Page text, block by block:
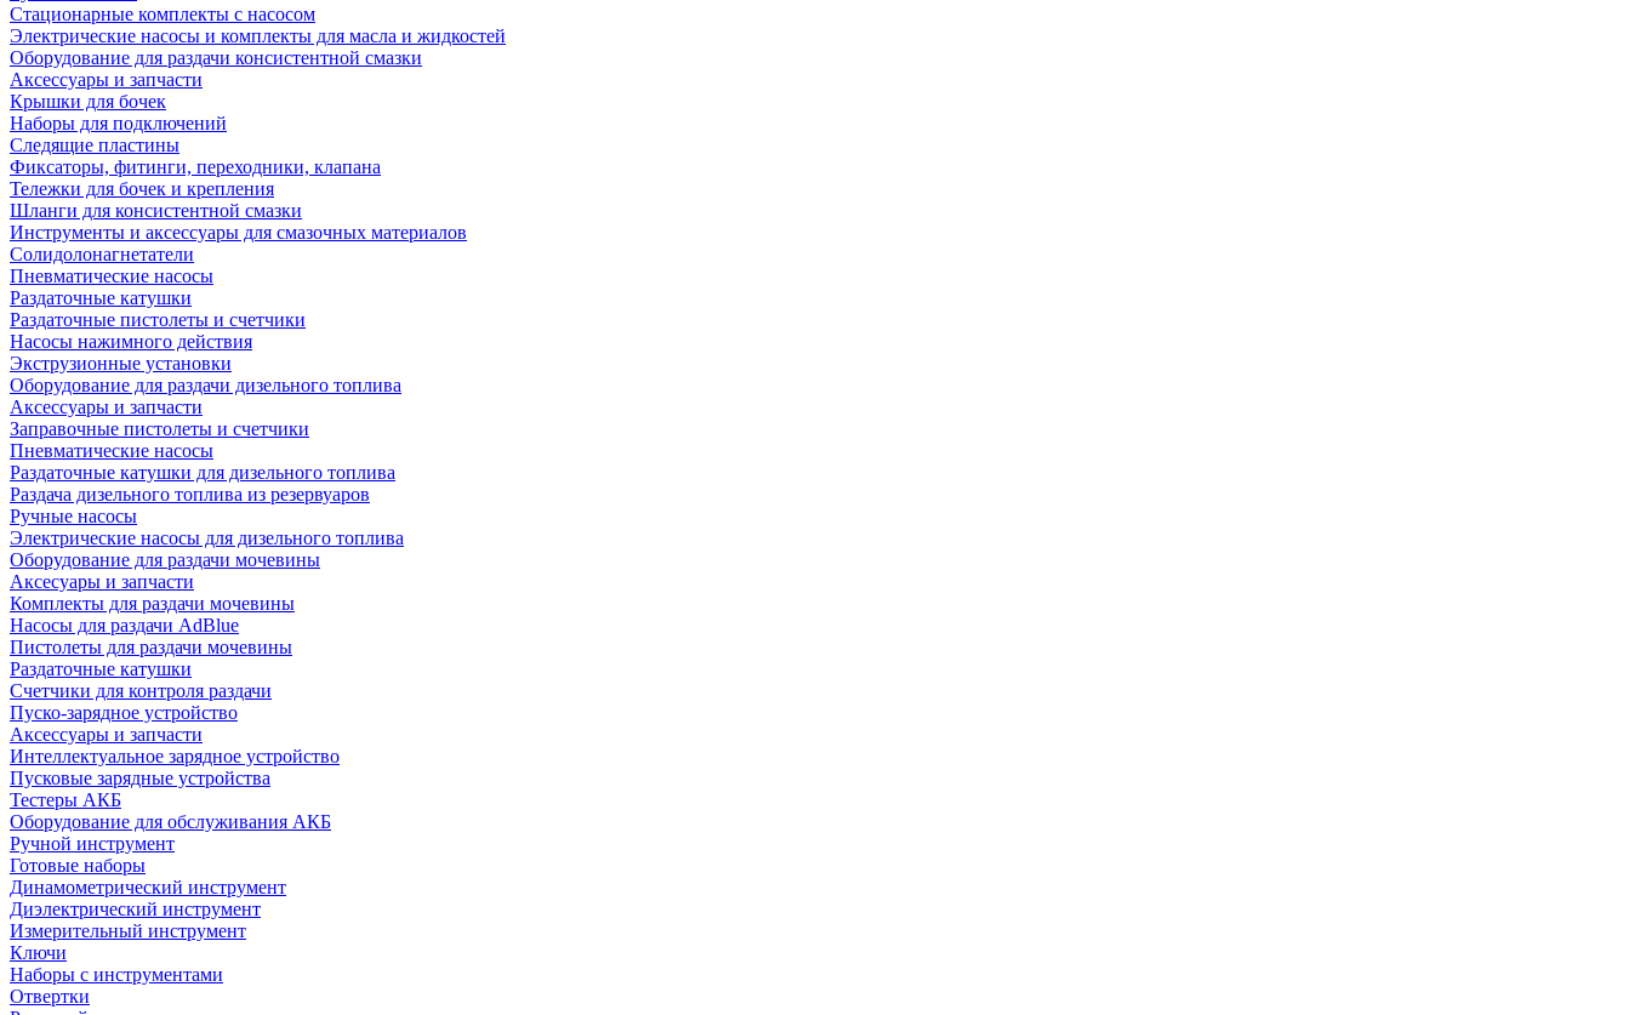
Стационарные комплекты с насосом
Электрические насосы и комплекты для масла и жидкостей
Оборудование для раздачи консистентной смазки
Аксессуары и запчасти
Крышки для бочек
Наборы для подключений
Следящие пластины
Фиксаторы, фитинги, переходники, клапана
Тележки для бочек и крепления
Шланги для консистентной смазки
Инструменты и аксессуары для смазочных материалов
Солидолонагнетатели
Пневматические насосы
Раздаточные катушки
Раздаточные пистолеты и счетчики
Насосы нажимного действия
Экструзионные установки
Оборудование для раздачи дизельного топлива
Аксессуары и запчасти
Заправочные пистолеты и счетчики
Пневматические насосы
Раздаточные катушки для дизельного топлива
Раздача дизельного топлива из резервуаров
Ручные насосы
Электрические насосы для дизельного топлива
Оборудование для раздачи мочевины
Аксесуары и запчасти
Комплекты для раздачи мочевины
Насосы для раздачи AdBlue
Пистолеты для раздачи мочевины
Раздаточные катушки
Счетчики для контроля раздачи
Пуско-зарядное устройство
Аксессуары и запчасти
Интеллектуальное зарядное устройство
Пусковые зарядные устройства
Тестеры АКБ
Оборудование для обслуживания АКБ
Ручной инструмент
Готовые наборы
Динамометрический инструмент
Диэлектрический инструмент
Измерительный инструмент
Ключи
Наборы с инструментами
Отвертки